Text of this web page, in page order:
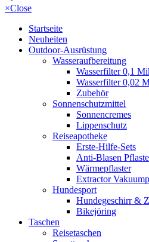
×Close
Startseite
Neuheiten
Outdoor-Ausrüstung
Wasseraufbereitung
Wasserfilter 0,1
Wasserfilter 0,02
Zubehör
Sonnenschutzmittel
Sonnencremes
Lippenschutz
Reiseapotheke
Erste-Hilfe-Sets
Anti-Blasen
Wärmepflaster
Extractor
Hundesport
Hundegeschirr &
Bikejöring
Taschen
Reisetaschen